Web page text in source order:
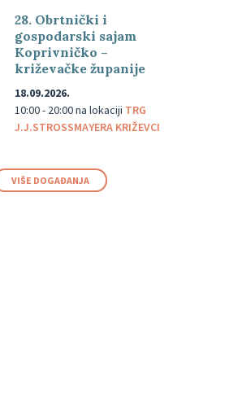
28. Obrtnički i
gospodarski sajam
Koprivničko –
križevačke županije
18.09.2026.
10:00 - 20:00na lokaciji TRG
J.J.STROSSMAYERA KRIŽEVCI
VIŠE DOGAĐANJA